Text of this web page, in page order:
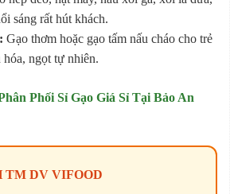
sáng rất hút khách.
Gạo thơm hoặc gạo tấm nấu cháo cho trẻ
ngọt tự nhiên.
Phối Sỉ Gạo Giá Sỉ Tại Bảo An
TM DV VIFOOD